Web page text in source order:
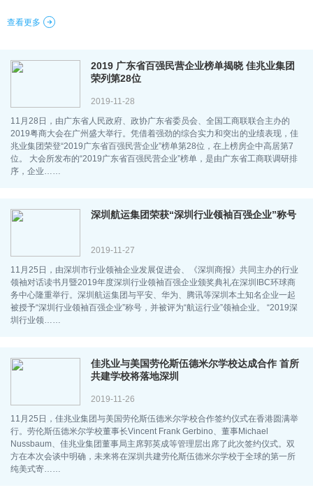
查看更多
2019 广东省百强民营企业榜单揭晓 佳兆业集团
荣列第28位
2019-11-28
11月28日，由广东省人民政府、政协广东省委员会、全国工商联联合主办的
2019粤商大会在广州盛大举行。凭借着强劲的综合实力和突出的业绩表现，佳
兆业集团荣登“2019广东省百强民营企业”榜单第28位，在上榜房企中高居第7
位。 大会所发布的“2019广东省百强民营企业”榜单，是由广东省工商联调研排
序，企业……
深圳航运集团荣获“深圳行业领袖百强企业”称号
2019-11-27
11月25日，由深圳市行业领袖企业发展促进会、《深圳商报》共同主办的行业
领袖对话读书月暨2019年度深圳行业领袖百强企业颁奖典礼在深圳IBC环球商
务中心隆重举行。深圳航运集团与平安、华为、腾讯等深圳本土知名企业一起
被授予“深圳行业领袖百强企业”称号，并被评为“航运行业”领袖企业。 “2019深
圳行业领……
佳兆业与美国劳伦斯伍德米尔学校达成合作 首所
共建学校将落地深圳
2019-11-26
11月25日，佳兆业集团与美国劳伦斯伍德米尔学校合作签约仪式在香港圆满举
行。劳伦斯伍德米尔学校董事长Vincent Frank Gerbino、董事Michael
Nussbaum、佳兆业集团董事局主席郭英成等管理层出席了此次签约仪式。双
方在本次会谈中明确，未来将在深圳共建劳伦斯伍德米尔学校于全球的第一所
纯美式寄……